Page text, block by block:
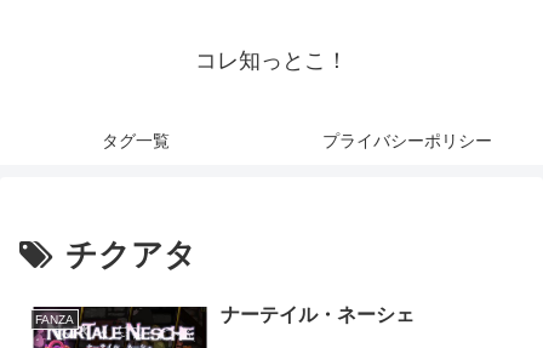
コレ知っとこ！
タグ一覧 プライバシーポリシー
チクアタ
FANZA ナーテイル・ネーシェ